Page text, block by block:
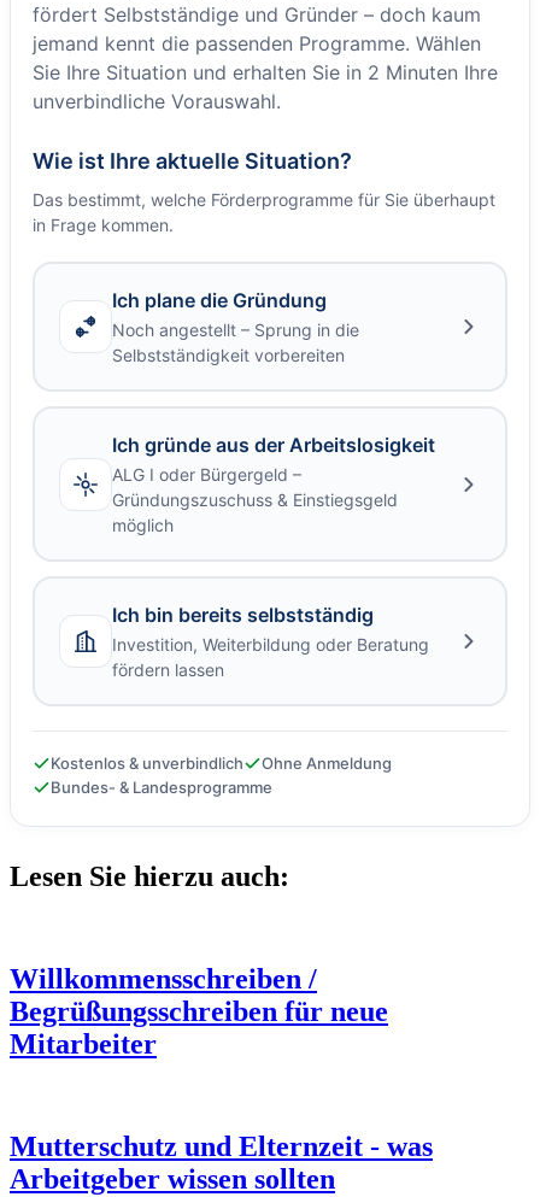
fördert Selbstständige und Gründer – doch kaum
jemand kennt die passenden Programme. Wählen
Sie Ihre Situation und erhalten Sie in 2 Minuten Ihre
unverbindliche Vorauswahl.
Wie ist Ihre aktuelle Situation?
Das bestimmt, welche Förderprogramme für Sie überhaupt
in Frage kommen.
Ich plane die Gründung
Noch angestellt – Sprung in die
Selbstständigkeit vorbereiten
Ich gründe aus der Arbeitslosigkeit
ALG I oder Bürgergeld –
Gründungszuschuss & Einstiegsgeld
möglich
Ich bin bereits selbstständig
Investition, Weiterbildung oder Beratung
fördern lassen
Kostenlos & unverbindlich
Ohne Anmeldung
Bundes- & Landesprogramme
Lesen Sie hierzu auch:
Willkommensschreiben /
Begrüßungsschreiben für neue
Mitarbeiter
Mutterschutz und Elternzeit - was
Arbeitgeber wissen sollten